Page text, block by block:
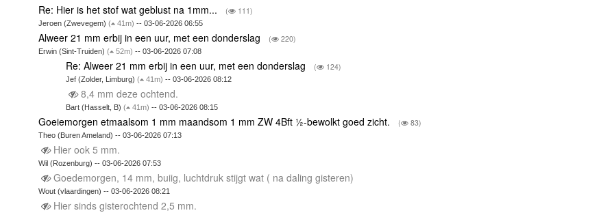
Re: Hier is het stof wat geblust na 1mm... ( 111)
Jeroen (Zwevegem)( 41m) -- 03-06-2026 06:55
Alweer 21 mm erbij in een uur, met een donderslag ( 220)
Erwin (Sint-Truiden)( 52m) -- 03-06-2026 07:08
Re: Alweer 21 mm erbij in een uur, met een donderslag ( 124)
Jef (Zolder, Limburg) ( 41m) -- 03-06-2026 08:12
8,4 mm deze ochtend.
Bart (Hasselt, B) ( 41m) -- 03-06-2026 08:15
Goeiemorgen etmaalsom 1 mm maandsom 1 mm ZW 4Bft ½-bewolkt goed zicht. ( 83)
Theo (Buren Ameland) -- 03-06-2026 07:13
Hier ook 5 mm.
Wil (Rozenburg) -- 03-06-2026 07:53
Goedemorgen, 14 mm, buiig, luchtdruk stijgt wat ( na daling gisteren)
Wout (vlaardingen) -- 03-06-2026 08:21
Hier sinds gisterochtend 2,5 mm.